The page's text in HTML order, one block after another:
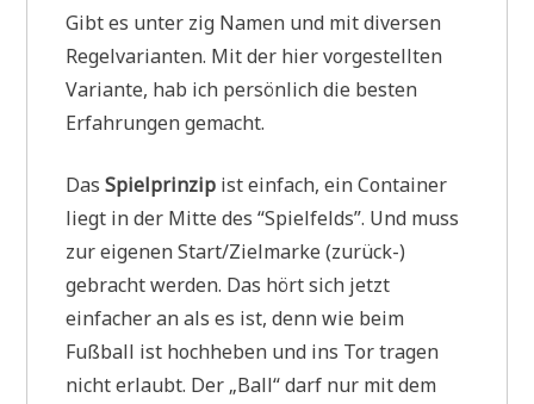
Gibt es unter zig Namen und mit diversen
Regelvarianten. Mit der hier vorgestellten
Variante, hab ich persönlich die besten
Erfahrungen gemacht.
DasSpielprinzip ist einfach, ein Container
liegt in der Mitte des “Spielfelds”. Und muss
zur eigenen Start/Zielmarke (zurück-)
gebracht werden. Das hört sich jetzt
einfacher an als es ist, denn wie beim
Fußball ist hochheben und ins Tor tragen
nicht erlaubt. Der „Ball“ darf nur mit dem